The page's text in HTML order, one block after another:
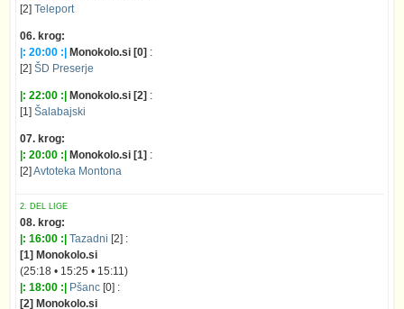
[2] Teleport
06. krog:
|: 20:00 :| Monokolo.si [0] :
[2] ŠD Preserje
|: 22:00 :| Monokolo.si [2] :
[1] Šalabajski
07. krog:
|: 20:00 :| Monokolo.si [1] :
[2]Avtoteka Montona
2. DEL LIGE
08. krog:
|: 16:00 :| Tazadni [2] :
[1] Monokolo.si
(25:18 • 15:25 • 15:11)
|: 18:00 :| Pšanc [0] :
[2] Monokolo.si